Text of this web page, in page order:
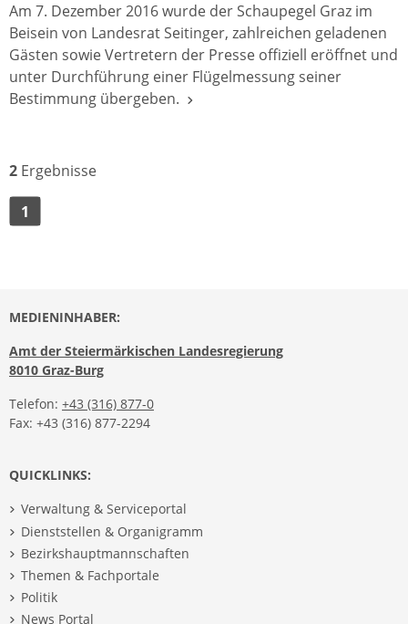
Am 7. Dezember 2016 wurde der Schaupegel Graz im
Beisein von Landesrat Seitinger, zahlreichen geladenen
Gästen sowie Vertretern der Presse offiziell eröffnet und
unter Durchführung einer Flügelmessung seiner
Bestimmung übergeben.
2 Ergebnisse
1
MEDIENINHABER:
Amt der Steiermärkischen Landesregierung
8010 Graz-Burg
Telefon: +43 (316) 877-0
Fax: +43 (316) 877-2294
QUICKLINKS:
Verwaltung & Serviceportal
Dienststellen & Organigramm
Bezirkshauptmannschaften
Themen & Fachportale
Politik
News Portal